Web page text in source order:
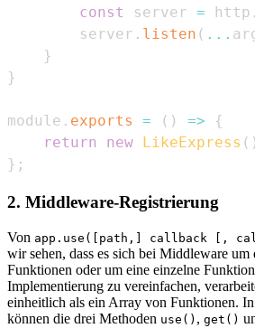
const
server = http .
        server
. listen ( ...
}
}
module . exports = ( ) =>
{
return
new LikeExpress ( )
} ;
2. Middleware-Registrierung
Von app.use([path,] callback [,
wir sehen, dass es sich bei Middleware
Funktionen oder um eine einzelne
Implementierung zu vereinfachen,
einheitlich als ein Array von Funktionen.
können die drei Methoden use() , get()